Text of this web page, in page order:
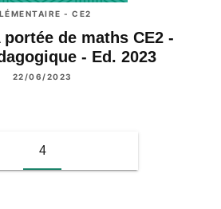
- CE2
portée de maths CE2 -
- Ed. 2023
22/06/2023
4